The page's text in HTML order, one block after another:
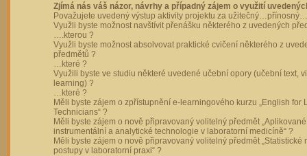
Zjímá nás váš názor, návrhy a případný zájem o využití
Považujete uvedený výstup aktivity projektu za
Využli byste možnost navštívit přenášku některého z uvedených
….kterou ?
Využli byste možnost absolvovat praktické cvičení některého z
předmětů ?
…které ?
Využili byste ve studiu některé uvedené učební opory (učební text,
learning) ?
…které ?
Měli byste zájem o zpřístupnění e-learningového kurzu „English for
Technicians“ ?
Měli byste zájem o nově připravovaný volitelný předmět „Aplikované
instrumentální a analytické technologie v laboratorní medicíně“ ?
Měli byste zájem o nově připravovaný volitelný předmět „Statistické
postupy v laboratorní praxi“ ?